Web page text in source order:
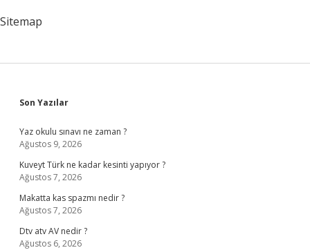
Sitemap
Sidebar
Son Yazılar
Yaz okulu sınavı ne zaman ?
Ağustos 9, 2026
Kuveyt Türk ne kadar kesinti yapıyor ?
Ağustos 7, 2026
Makatta kas spazmı nedir ?
Ağustos 7, 2026
Dtv atv AV nedir ?
Ağustos 6, 2026